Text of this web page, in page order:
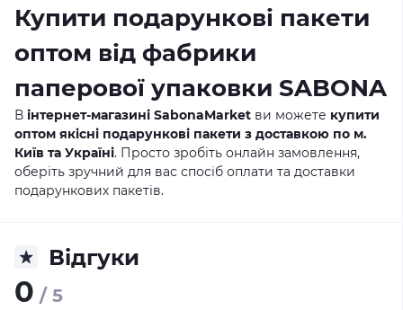
Купити подарункові пакети
оптом від фабрики
паперової упаковки SABONA
В інтернет-магазині SabonaMarket ви можете купити
оптом якісні подарункові пакети з доставкою по м.
Київ та Україні. Просто зробіть онлайн замовлення,
оберіть зручний для вас спосіб оплати та доставки
подарункових пакетів.
Відгуки
0 / 5